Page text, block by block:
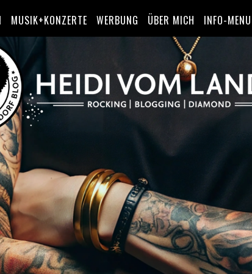
MUSIK+KONZERTE WERBUNG ÜBER MICH INFO-